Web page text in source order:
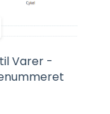
Varer -